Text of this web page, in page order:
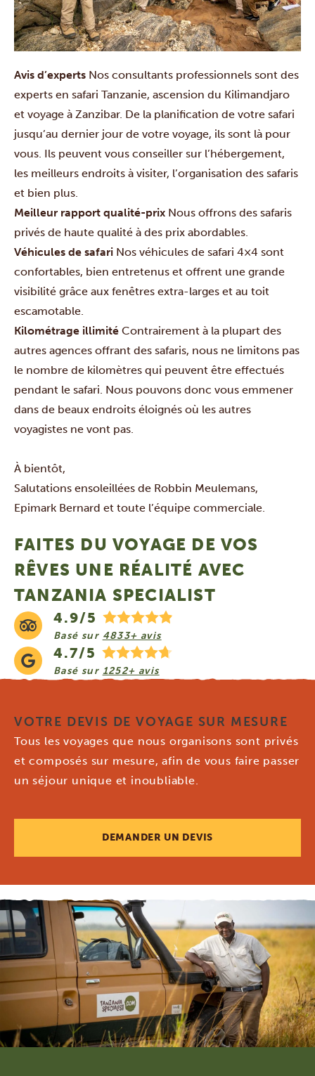
Avis d’experts Nos consultants professionnels sont des
experts en safari Tanzanie, ascension du Kilimandjaro
et voyage à Zanzibar. De la planification de votre safari
jusqu’au dernier jour de votre voyage, ils sont là pour
vous. Ils peuvent vous conseiller sur l’hébergement,
les meilleurs endroits à visiter, l’organisation des safaris
et bien plus.
Meilleur rapport qualité-prix Nous offrons des safaris
privés de haute qualité à des prix abordables.
Véhicules de safari Nos véhicules de safari 4×4 sont
confortables, bien entretenus et offrent une grande
visibilité grâce aux fenêtres extra-larges et au toit
escamotable.
Kilométrage illimité Contrairement à la plupart des
autres agences offrant des safaris, nous ne limitons pas
le nombre de kilomètres qui peuvent être effectués
pendant le safari. Nous pouvons donc vous emmener
dans de beaux endroits éloignés où les autres
voyagistes ne vont pas.
À bientôt,
Salutations ensoleillées de Robbin Meulemans,
Epimark Bernard et toute l’équipe commerciale.
FAITES DU VOYAGE DE VOS
RÊVES UNE RÉALITÉ AVEC
TANZANIA SPECIALIST
4.9/5
Basé sur 4833+ avis
4.7/5
Basé sur 1252+ avis
VOTRE DEVIS DE VOYAGE SUR MESURE
Tous les voyages que nous organisons sont privés
et composés sur mesure, afin de vous faire passer
un séjour unique et inoubliable.
DEMANDER UN DEVIS